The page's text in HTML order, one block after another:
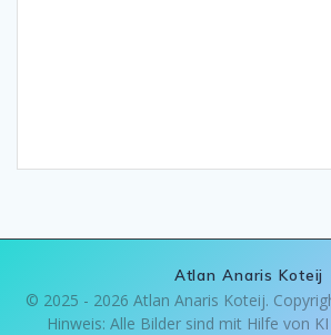
Atlan Anaris Koteij
© 2025 - 2026 Atlan Anaris Koteij.
Hinweis: Alle Bilder sind mit Hilfe von